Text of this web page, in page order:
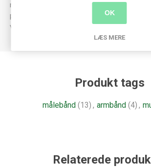
materiale, og dets udseende kan derfor
produkt. Den faktiske produktfarve kan også
visuelle fremstilling på denne hjemmeside.
Produkt tags
målebånd (13) , armbånd (4) ,
Relaterede
OK
LÆS MERE